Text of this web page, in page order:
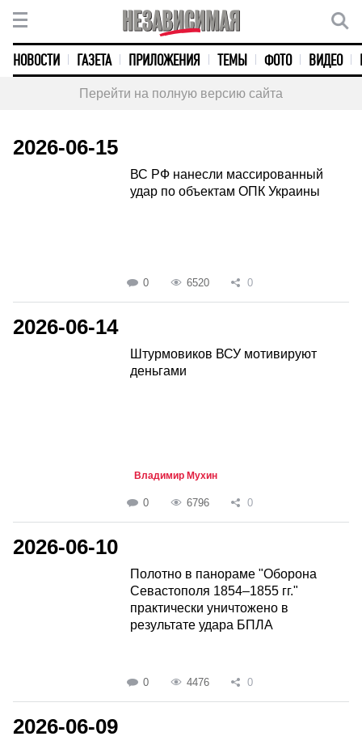
НОВОСТИ ГАЗЕТА ПРИЛОЖЕНИЯ ТЕМЫ ФОТО ВИДЕО
Перейти на полную версию сайта
2026-06-15
ВС РФ нанесли массированный
удар по объектам ОПК Украины
0 6520 0
2026-06-14
Штурмовиков ВСУ мотивируют
деньгами
Владимир Мухин
0 6796 0
2026-06-10
Полотно в панораме "Оборона
Севастополя 1854–1855 гг."
практически уничтожено в
результате удара БПЛА
0 4476 0
2026-06-09